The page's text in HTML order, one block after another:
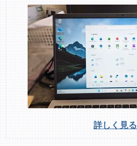
詳しく見